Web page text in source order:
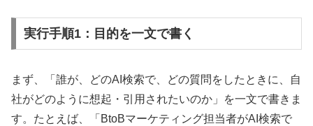
実行手順1：目的を一文で書く
まず、「誰が、どのAI検索で、どの質問をしたときに、自
社がどのように想起・引用されたいのか」を一文で書きま
す。たとえば、「BtoBマーケティング担当者がAI検索で